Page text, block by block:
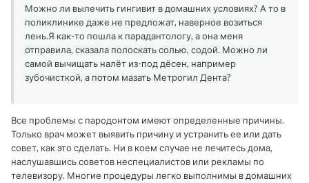
Можно ли вылечить гингивит в домашних условиях? А то в
поликлинике даже не предложат, наверное возиться
лень.Я как-то пошла к парадантологу, а она меня
отправила, сказала полоскать солью, содой. Можно ли
самой вычищать налёт из-под дёсен, например
зубочисткой, а потом мазать Метрогил Дента?
Все проблемы с пародонтом имеют определенные причины.
Только врач может выявить причину и устранить ее или дать
совет, как это сделать. Ни в коем случае не лечитесь дома,
наслушавшись советов неспециалистов или рекламы по
телевизору. Многие процедуры легко выполнимы в домашних